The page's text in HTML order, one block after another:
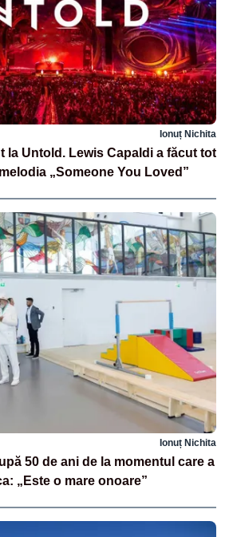
Ionuț Nichita
la Untold. Lewis Capaldi a făcut tot
„Someone You Loved”
Ionuț Nichita
50 de ani de la momentul care a
„Este o mare onoare”